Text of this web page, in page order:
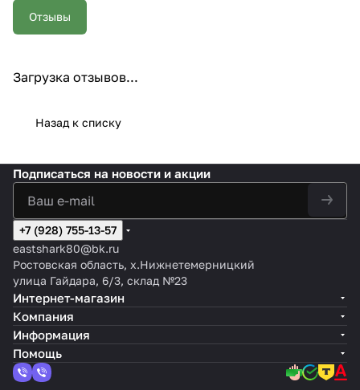
Отзывы
Загрузка отзывов...
Назад к списку
Подписаться на новости и акции
+7 (928) 755-13-57
eastshark80@bk.ru
Ростовская область, х.Нижнетемерницкий
улица Гайдара, 6/3, склад №23
Интернет-магазин
Компания
Информация
Помощь